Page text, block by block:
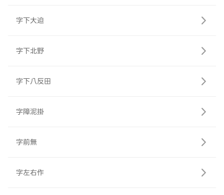
字下大迫
字下北野
字下八反田
字障泥掛
字前無
字左右作